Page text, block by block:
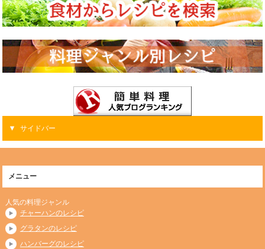
サイドバー
メニュー
人気の料理ジャンル
チャーハンのレシピ
グラタンのレシピ
ハンバーグのレシピ